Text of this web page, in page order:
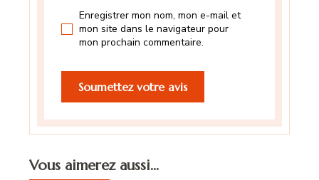
Enregistrer mon nom, mon e-mail et
mon site dans le navigateur pour
mon prochain commentaire.
Vous aimerez aussi...